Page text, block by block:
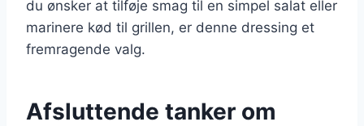
du ønsker at tilføje smag til en simpel salat eller
marinere kød til grillen, er denne dressing et
fremragende valg.
Afsluttende tanker om